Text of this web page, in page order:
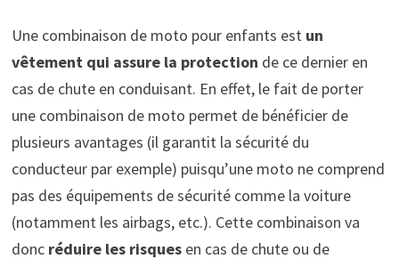
Une combinaison de moto pour enfants est un
vêtement qui assure la protection de ce dernier en
cas de chute en conduisant. En effet, le fait de porter
une combinaison de moto permet de bénéficier de
plusieurs avantages (il garantit la sécurité du
conducteur par exemple) puisqu’une moto ne comprend
pas des équipements de sécurité comme la voiture
(notamment les airbags, etc.). Cette combinaison va
donc réduire les risques en cas de chute ou de